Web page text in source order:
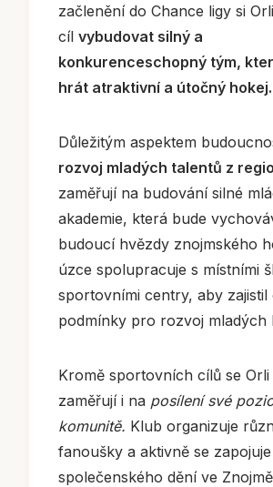
začlenění do Chance ligy si
cíl vybudovat silný a
konkurenceschopný tým,
hrát atraktivní a útočný hokej.
Důležitým aspektem
rozvoj mladých talentů z
zaměřují na budování silné
akademie, která bude
budoucí hvězdy znojmského
úzce spolupracuje s místními
sportovními centry, aby zajistil
podmínky pro rozvoj mladých
Kromě sportovních cílů se Orli
zaměřují i na posílení své
komunitě. Klub organizuje
fanoušky a aktivně se
společenského dění ve